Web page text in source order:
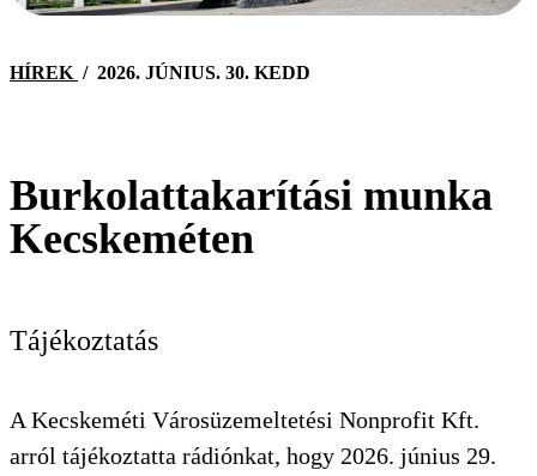
HÍREK / 2026. JÚNIUS. 30. KEDD
Burkolattakarítási munka
Kecskeméten
Tájékoztatás
A Kecskeméti Városüzemeltetési Nonprofit Kft.
arról tájékoztatta rádiónkat, hogy 2026. június 29.